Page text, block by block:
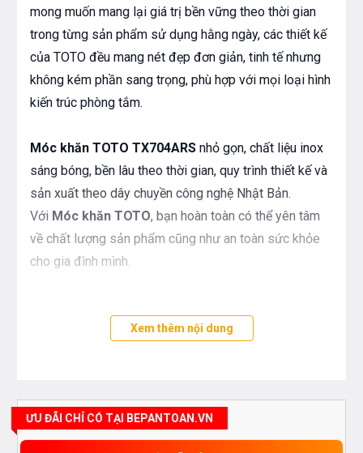
mong muốn mang lại giá trị bền vững theo thời gian
trong từng sản phẩm sử dụng hằng ngày, các thiết kế
của TOTO đều mang nét đẹp đơn giản, tinh tế nhưng
không kém phần sang trọng, phù hợp với mọi loại hình
kiến trúc phòng tắm.
Móc khăn TOTO TX704ARS nhỏ gọn, chất liệu inox
sáng bóng, bền lâu theo thời gian, quy trình thiết kế và
sản xuất theo dây chuyền công nghệ Nhật Bản.
Với Móc khăn TOTO, bạn hoàn toàn có thể yên tâm
về chất lượng sản phẩm cũng như an toàn sức khỏe
cho gia đình mình.
Xem thêm nội dung
ƯU ĐÃI CHỈ CÓ TẠI BEPANTOAN.VN